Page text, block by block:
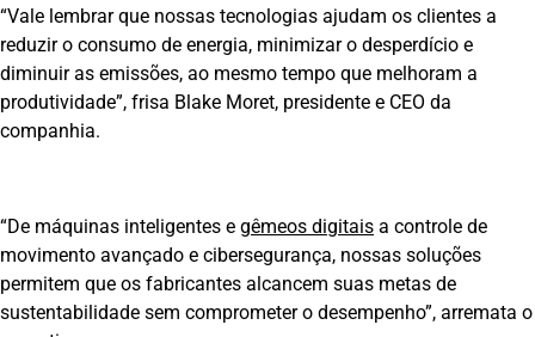
“Vale lembrar que nossas tecnologias ajudam os clientes a
reduzir o consumo de energia, minimizar o desperdício e
diminuir as emissões, ao mesmo tempo que melhoram a
produtividade”, frisa Blake Moret, presidente e CEO da
companhia.
“De máquinas inteligentes e gêmeos digitais a controle de
movimento avançado e cibersegurança, nossas soluções
permitem que os fabricantes alcancem suas metas de
sustentabilidade sem comprometer o desempenho”, arremata o